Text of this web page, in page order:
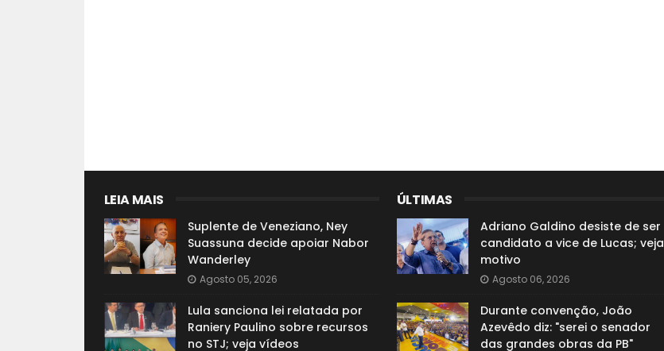
LEIA MAIS
Suplente de Veneziano, Ney
Suassuna decide apoiar Nabor
Wanderley
Agosto 05, 2026
Lula sanciona lei relatada por
Raniery Paulino sobre recursos
no STJ; veja vídeos
ÚLTIMAS
Adriano Galdino desiste de ser
candidato a vice de Lucas; veja
motivo
Agosto 06, 2026
Durante convenção, João
Azevêdo diz: "serei o senador
das grandes obras da PB"